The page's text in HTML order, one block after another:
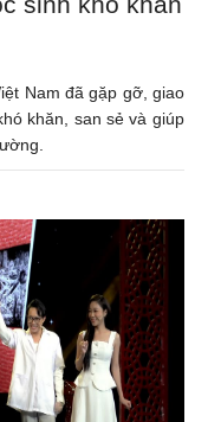
Nam đã gặp gỡ, giao
khăn, san sẻ và giúp